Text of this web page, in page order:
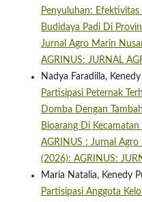
Penyuluhan:
Budidaya Padi Di
Jurnal Agro Marin
AGRINUS: JURNAL
Nadya Faradilla,
Partisipasi Peternak
Domba Dengan
Bioarang Di
AGRINUS : Jurnal
(2026): AGRINUS:
Maria Natalia, Kenedy
Partisipasi Anggota